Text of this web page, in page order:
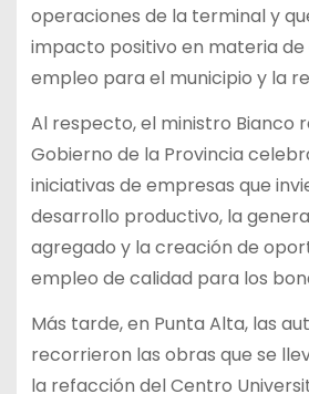
operaciones de la terminal y
impacto positivo en materia
empleo para el municipio y la
Al respecto, el ministro Bianco
Gobierno de la Provincia
iniciativas de empresas que
desarrollo productivo, la
agregado y la creación de
empleo de calidad para los
Más tarde, en Punta Alta, las
recorrieron las obras que se
la refacción del Centro